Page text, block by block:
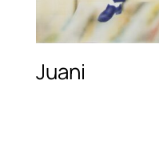
Juani